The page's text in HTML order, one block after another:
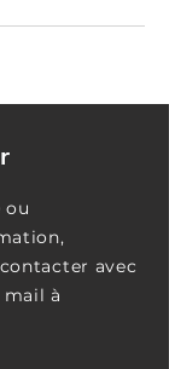
ou
avec
à